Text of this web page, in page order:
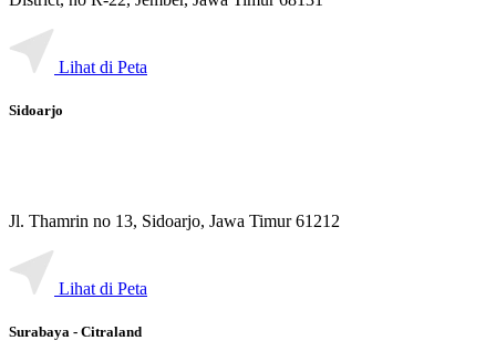
Lihat di Peta
Sidoarjo
Jl. Thamrin no 13, Sidoarjo, Jawa Timur 61212
Lihat di Peta
Surabaya - Citraland